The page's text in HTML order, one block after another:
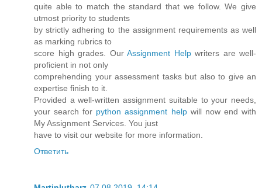
quite able to match the standard that we follow. We give
utmost priority to students
by strictly adhering to the assignment requirements as well
as marking rubrics to
score high grades. Our Assignment Helpwriters are well-
proficient in not only
comprehending your assessment tasks but also to give an
expertise finish to it.
Provided a well-written assignment suitable to your needs,
your search for python assignment helpwill now end with
My Assignment Services. You just
have to visit our website for more information.
Ответить